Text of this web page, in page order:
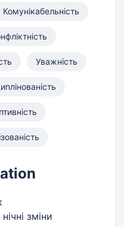
Комунікабельність
Уважність
зміни